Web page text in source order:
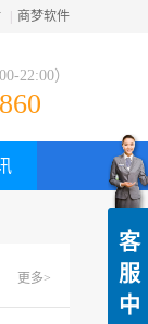
商梦软件
22:00）
更多>
客
服
中